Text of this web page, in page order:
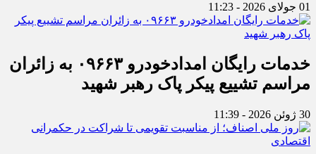
01 جولای 2026 - 11:23
خدمات رایگان امدادخودرو ۰۹۶۶۳ به زائران
مراسم تشییع پیکر پاک رهبر شهید
30 ژوئن 2026 - 11:39